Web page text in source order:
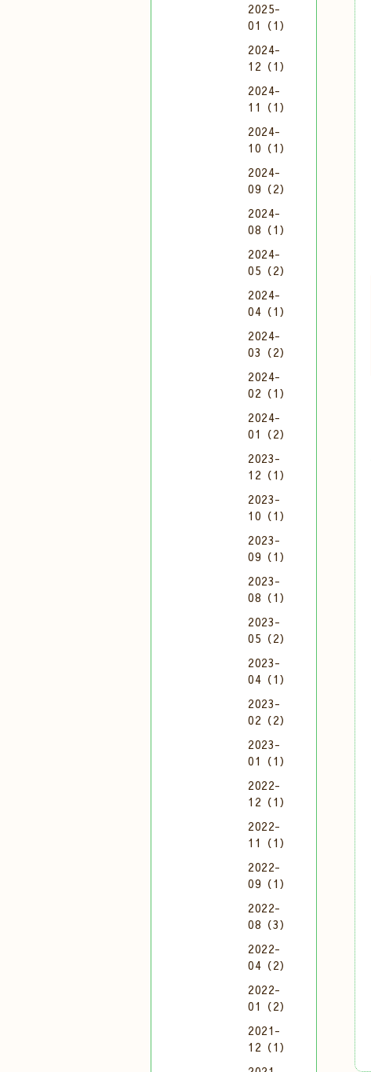
2025-
01（1）
2024-
12（1）
2024-
11（1）
2024-
10（1）
2024-
09（2）
2024-
08（1）
2024-
05（2）
2024-
04（1）
2024-
03（2）
2024-
02（1）
2024-
01（2）
2023-
12（1）
2023-
10（1）
2023-
09（1）
2023-
08（1）
2023-
05（2）
2023-
04（1）
2023-
02（2）
2023-
01（1）
2022-
12（1）
2022-
11（1）
2022-
09（1）
2022-
08（3）
2022-
04（2）
2022-
01（2）
2021-
12（1）